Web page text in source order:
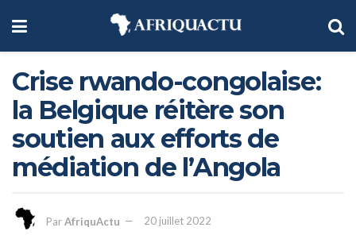
Crise rwando-congolaise:
la Belgique réitère son
soutien aux efforts de
médiation de l’Angola
ParAfriquActu 20 juillet 2022